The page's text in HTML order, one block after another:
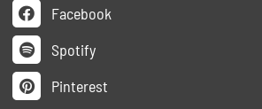
Facebook
Spotify
Pinterest